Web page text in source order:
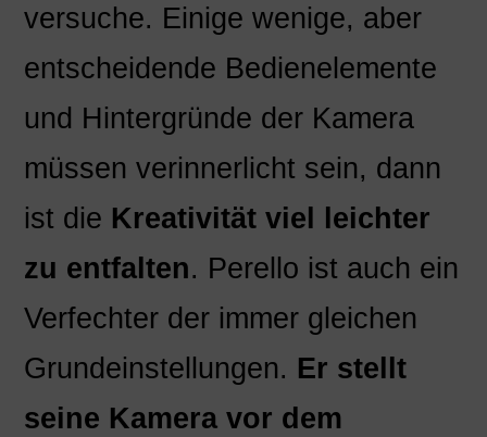
versuche. Einige wenige, aber
entscheidende Bedienelemente
und Hintergründe der Kamera
müssen verinnerlicht sein, dann
ist die Kreativität viel leichter
zu entfalten. Perello ist auch ein
Verfechter der immer gleichen
Grundeinstellungen. Er stellt
seine Kamera vor dem